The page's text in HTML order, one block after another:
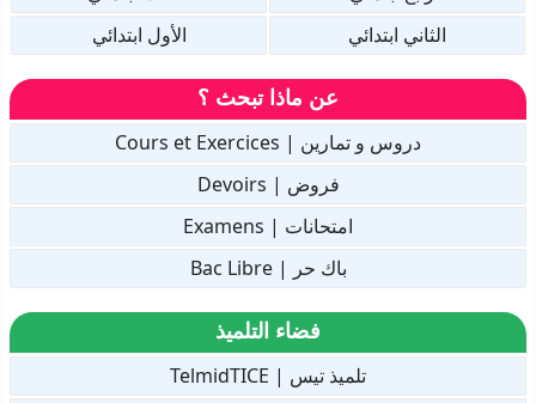
الثاني ابتدائي
الأول ابتدائي
عن ماذا تبحث ؟
دروس و تمارين | Cours et Exercices
فروض | Devoirs
امتحانات | Examens
باك حر | Bac Libre
فضاء التلميذ
تلميذ تيس | TelmidTICE